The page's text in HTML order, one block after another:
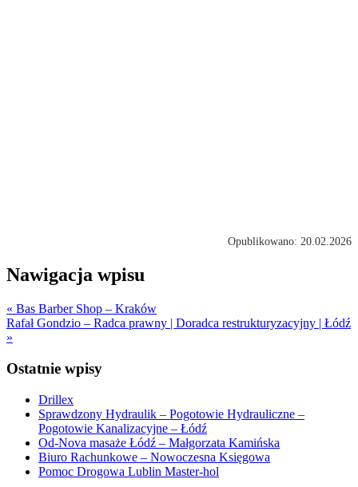
Opublikowano: 20.02.2026
Nawigacja wpisu
« Bas Barber Shop – Kraków
Rafał Gondzio – Radca prawny | Doradca restrukturyzacyjny | Łódź
»
Ostatnie wpisy
Drillex
Sprawdzony Hydraulik – Pogotowie Hydrauliczne –
Pogotowie Kanalizacyjne – Łódź
Od-Nova masaże Łódź – Małgorzata Kamińska
Biuro Rachunkowe – Nowoczesna Księgowa
Pomoc Drogowa Lublin Master-hol